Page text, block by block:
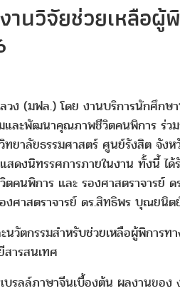
านวิจัยช่วยเหลือ
(มฟล.) โดย งานบริการนักศึกษา
และพัฒนาคุณภาพชีวิตคนพิการ ร่
ยาลัยธรรมศาสตร์ ศูนย์รังสิต จัง
สดงนิทรรศการภายในงาน ทั้งนี้
คนพิการ และ รองศาสตราจารย์
งศาสตราจารย์ ดร.สิทธิพร บุณยนิ
ตกรรมสำหรับช่วยเหลือผู้พิการทา
สารสนเทศ
ลล์ภาษาจีนเบื้องต้น ผลงานของ